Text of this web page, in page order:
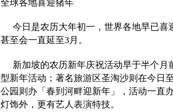
全球各地喜迎猪年
今日是农历大年初一，世界各地早已喜
甚至会一直延至3月。
新加坡的农历新年庆祝活动早于半个
型新年活动；著名旅游区圣淘沙则在今日
公园则办「春到河畔迎新年」，活动一直
灯饰外，更有艺人表演特技。